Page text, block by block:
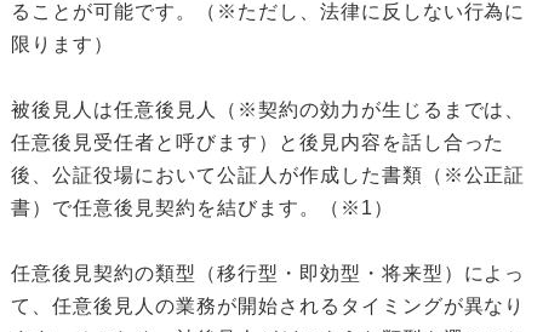
ることが可能です。（※ただし、法律に反しない行為に
限ります）
被後見人は任意後見人（※契約の効力が生じるまでは、
任意後見受任者と呼びます）と後見内容を話し合った
後、公証役場において公証人が作成した書類（※公正証
書）で任意後見契約を結びます。（※1）
任意後見契約の類型（移行型・即効型・将来型）によっ
て、任意後見人の業務が開始されるタイミングが異なり